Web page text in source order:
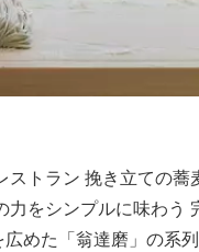
き立ての蕎麦
をシンプルに味わう 完
めた「翁達磨」の系列